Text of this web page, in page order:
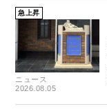
急上昇
ニュース
2026.08.05